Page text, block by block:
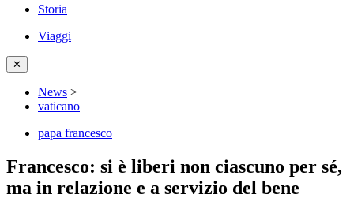
Storia
Viaggi
✕
News >
vaticano
papa francesco
Francesco: si è liberi non ciascuno per sé,
ma in relazione e a servizio del bene